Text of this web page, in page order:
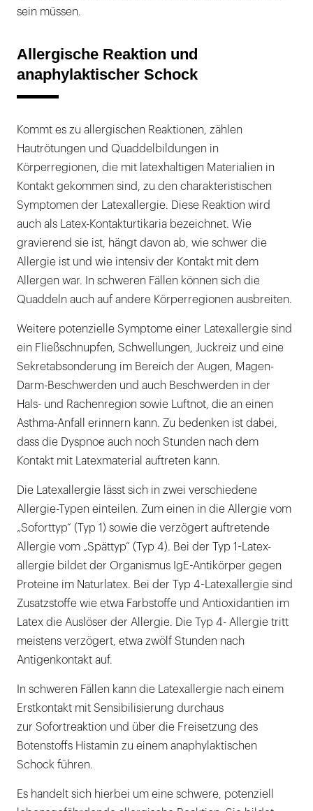
sein müssen.
Allergische Reaktion und
anaphylaktischer Schock
Kommt es zu allergischen Reaktionen, zählen
Hautrötungen und Quaddelbildungen in
Körperregionen, die mit latexhaltigen Materialien in
Kontakt gekommen sind, zu den charakteristischen
Symptomen der Latexallergie. Diese Reaktion wird
auch als Latex-Kontakturtikaria bezeichnet. Wie
gravierend sie ist, hängt davon ab, wie schwer die
Allergie ist und wie intensiv der Kontakt mit dem
Allergen war. In schweren Fällen können sich die
Quaddeln auch auf andere Körperregionen ausbreiten.
Weitere potenzielle Symptome einer Latexallergie sind
ein Fließschnupfen, Schwellungen, Juckreiz und eine
Sekretabsonderung im Bereich der Augen, Magen-
Darm-Beschwerden und auch Beschwerden in der
Hals- und Rachenregion sowie Luftnot, die an einen
Asthma-Anfall erinnern kann. Zu bedenken ist dabei,
dass die Dyspnoe auch noch Stunden nach dem
Kontakt mit Latexmaterial auftreten kann.
Die Latexallergie lässt sich in zwei verschiedene
Allergie-Typen einteilen. Zum einen in die Allergie vom
„Soforttyp“ (Typ 1) sowie die verzögert auftretende
Allergie vom „Spättyp“ (Typ 4). Bei der Typ 1-Latex-
allergie bildet der Organismus IgE-Antikörper gegen
Proteine im Naturlatex. Bei der Typ 4-Latexallergie sind
Zusatzstoffe wie etwa Farbstoffe und Antioxidantien im
Latex die Auslöser der Allergie. Die Typ 4- Allergie tritt
meistens verzögert, etwa zwölf Stunden nach
Antigenkontakt auf.
In schweren Fällen kann die Latexallergie nach einem
Erstkontakt mit Sensibilisierung durchaus
zur Sofortreaktion und über die Freisetzung des
Botenstoffs Histamin zu einem anaphylaktischen
Schock führen.
Es handelt sich hierbei um eine schwere, potenziell